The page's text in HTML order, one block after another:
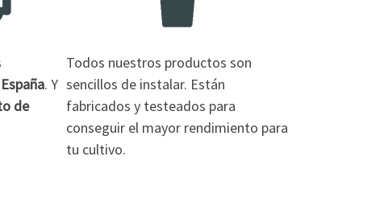
. Y
de
Todos nuestros productos son
sencillos de instalar. Están
fabricados y testeados para
conseguir el mayor rendimiento para
tu cultivo.